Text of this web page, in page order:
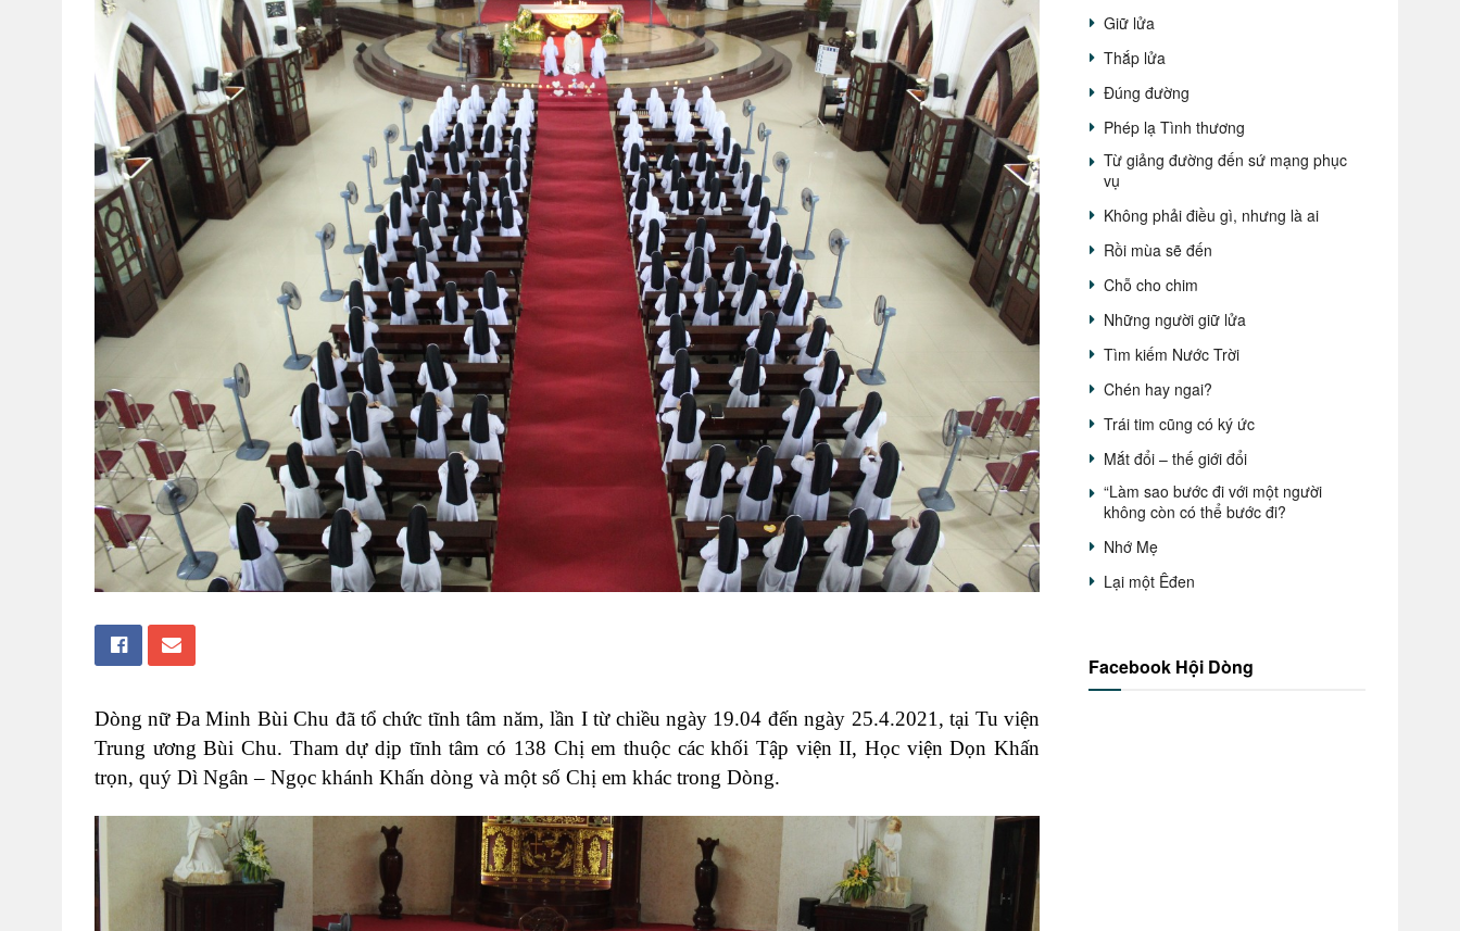
Dòng nữ Đa Minh Bùi Chu đã tổ chức tĩnh tâm năm, lần I từ chiều ngày 19.04 đến ngày 25.4.2021, tại Tu viện
Trung ương Bùi Chu. Tham dự dịp tĩnh tâm có 138 Chị em thuộc các khối Tập viện II, Học viện Dọn Khấn
trọn, quý Dì Ngân – Ngọc khánh Khấn dòng và một số Chị em khác trong Dòng.
Giữ lửa
Thắp lửa
Đúng đường
Phép lạ Tình thương
Từ giảng đường đến sứ mạng phục
vụ
Không phải điều gì, nhưng là ai
Rồi mùa sẽ đến
Chỗ cho chim
Những người giữ lửa
Tìm kiếm Nước Trời
Chén hay ngai?
Trái tim cũng có ký ức
Mắt đổi – thế giới đổi
“Làm sao bước đi với một người
không còn có thể bước đi?
Nhớ Mẹ
Lại một Êđen
Facebook Hội Dòng